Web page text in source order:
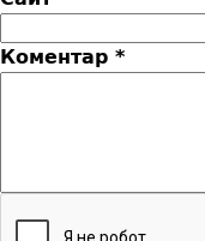
Коментар *